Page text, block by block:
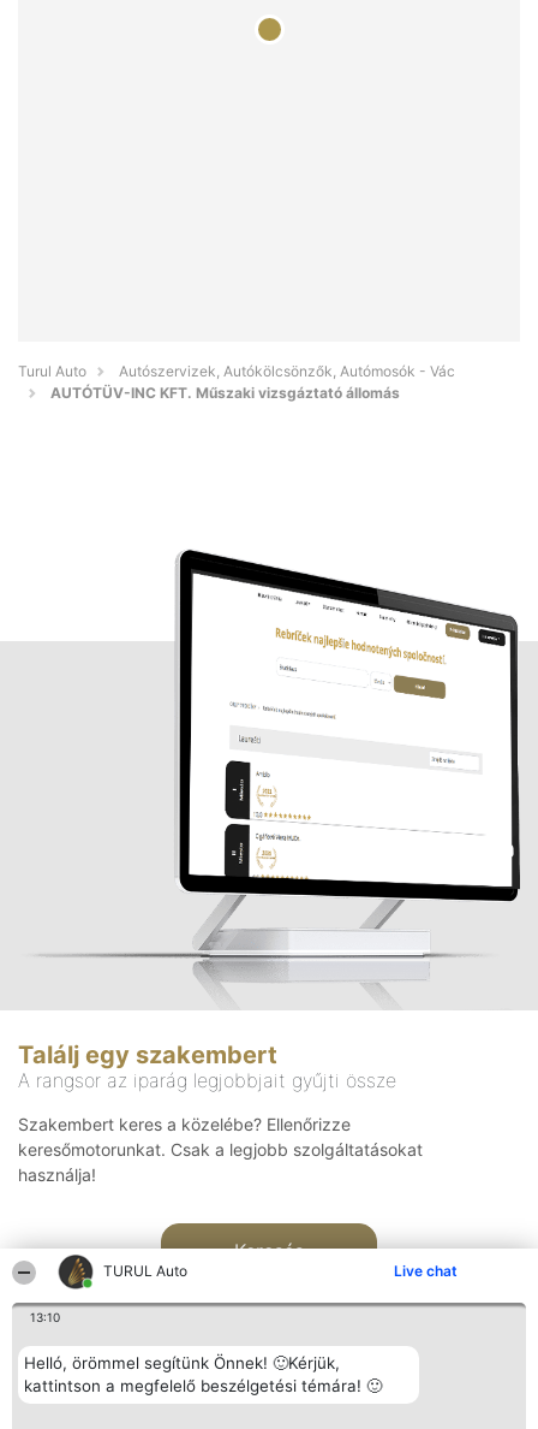
TURUL Auto Live chat
13:10
Helló, örömmel segítünk Önnek! 🙂Kérjük,
kattintson a megfelelő beszélgetési témára! 🙂
Turul Auto
Autószervizek, Autókölcsönzők, Autómosók - Vác
AUTÓTÜV-INC KFT. Műszaki vizsgáztató állomás
Találj egy szakembert
A rangsor az iparág legjobbjait gyűjti össze
Szakembert keres a közelébe? Ellenőrizze
keresőmotorunkat. Csak a legjobb szolgáltatásokat
használja!
Keresés